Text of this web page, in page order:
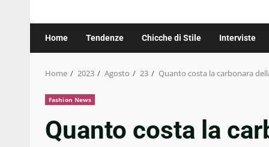
Home Tendenze Chicche di Stile Interviste
Home 2023 Agosto 23 Quanto costa la carbonara
Fashion News
Quanto costa la